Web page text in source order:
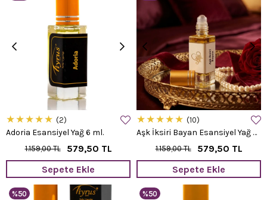
Adoria Esansiyel Yağ 6 ml.
★★★★★ 2
579,50 TL
1.159,00 TL
Sepete Ekle
Aşk İksiri Bayan Esansiyel Yağ 6 ml.
★★★★★ 10
579,50 TL
1.159,00 TL
Sepete Ekle
%50 %50